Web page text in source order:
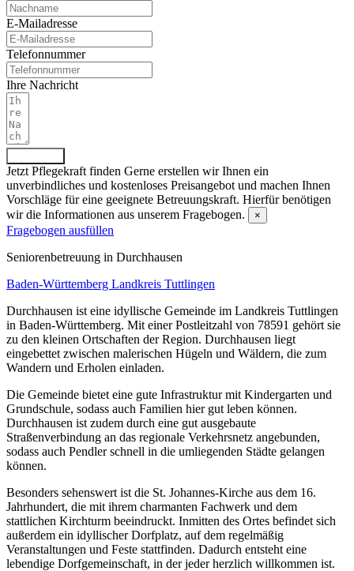
E-Mailadresse
Telefonnummer
Ihre Nachricht
Jetzt Pflegekraft finden Gerne erstellen wir Ihnen ein
unverbindliches und kostenloses Preisangebot und machen Ihnen
Vorschläge für eine geeignete Betreuungskraft. Hierfür benötigen
wir die Informationen aus unserem Fragebogen.
×
Fragebogen ausfüllen
Senioren­betreuung in Durchhausen
Baden-Württemberg Landkreis Tuttlingen
Durchhausen ist eine idyllische Gemeinde im Landkreis Tuttlingen
in Baden-Württemberg. Mit einer Postleitzahl von 78591 gehört sie
zu den kleinen Ortschaften der Region. Durchhausen liegt
eingebettet zwischen malerischen Hügeln und Wäldern, die zum
Wandern und Erholen einladen.
Die Gemeinde bietet eine gute Infrastruktur mit Kindergarten und
Grundschule, sodass auch Familien hier gut leben können.
Durchhausen ist zudem durch eine gut ausgebaute
Straßenverbindung an das regionale Verkehrsnetz angebunden,
sodass auch Pendler schnell in die umliegenden Städte gelangen
können.
Besonders sehenswert ist die St. Johannes-Kirche aus dem 16.
Jahrhundert, die mit ihrem charmanten Fachwerk und dem
stattlichen Kirchturm beeindruckt. Inmitten des Ortes befindet sich
außerdem ein idyllischer Dorfplatz, auf dem regelmäßig
Veranstaltungen und Feste stattfinden. Dadurch entsteht eine
lebendige Dorfgemeinschaft, in der jeder herzlich willkommen ist.